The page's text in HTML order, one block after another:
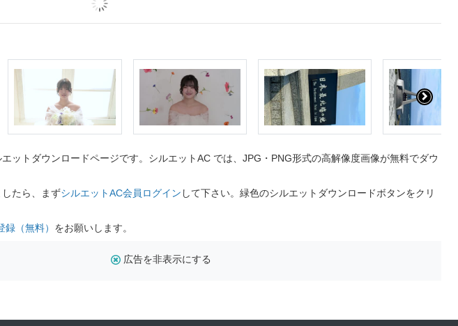
ットダウンロードページです。シルエットAC では、JPG・PNG形式の高解像度画像が無料でダウ
たら、まずシルエットAC会員ログイン して下さい。緑色のシルエットダウンロードボタンをクリ
（無料） をお願いします。
広告を非表示にする